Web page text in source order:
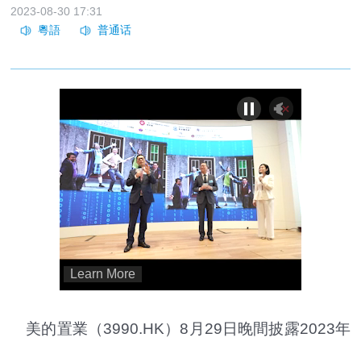
2023-08-30 17:31
美的置業（3990.HK）8月29日晚間披露2023年